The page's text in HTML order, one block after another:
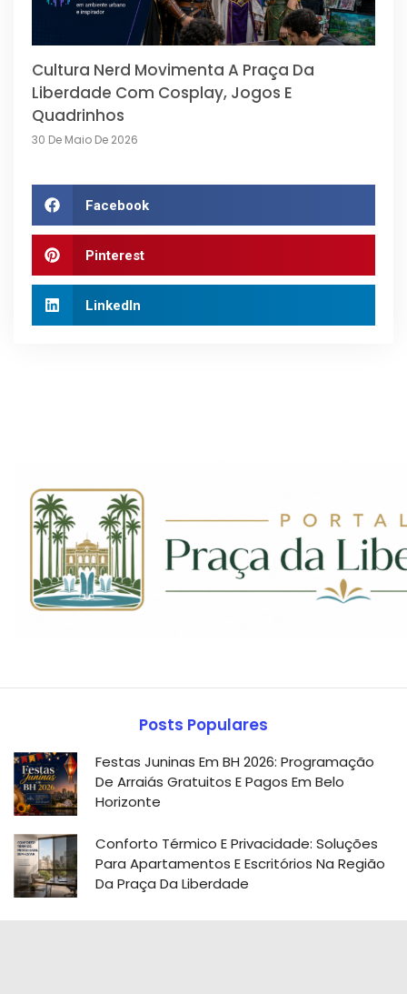
Cultura Nerd Movimenta A Praça Da
Liberdade Com Cosplay, Jogos E
Quadrinhos
30 De Maio De 2026
Facebook
Pinterest
LinkedIn
Posts Populares
Festas Juninas Em BH 2026: Programação
De Arraiás Gratuitos E Pagos Em Belo
Horizonte
Conforto Térmico E Privacidade: Soluções
Para Apartamentos E Escritórios Na Região
Da Praça Da Liberdade